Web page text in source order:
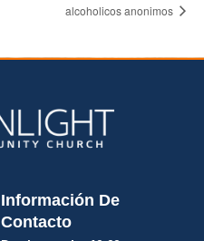
alcoholicos anonimos
Información De
Contacto